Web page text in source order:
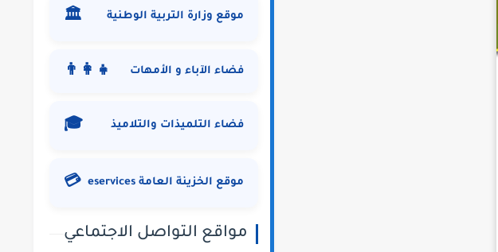
موقع وزارة التربية الوطنية 🏛️
فضاء الآباء و الأمهات 👨‍👩‍👧
فضاء التلميذات والتلاميذ 🎓
موقع الخزينة العامة eservices 💳
مواقع التواصل الاجتماعي